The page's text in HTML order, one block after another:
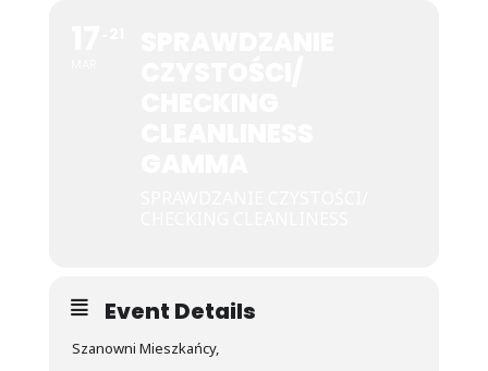
Event Details
Szanowni Mieszkańcy,